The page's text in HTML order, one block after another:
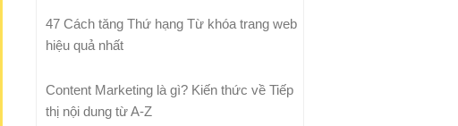
47 Cách tăng Thứ hạng Từ khóa trang web
hiệu quả nhất
Content Marketing là gì? Kiến thức về Tiếp
thị nội dung từ A-Z